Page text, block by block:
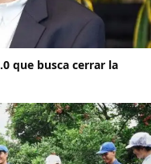
que busca cerrar la